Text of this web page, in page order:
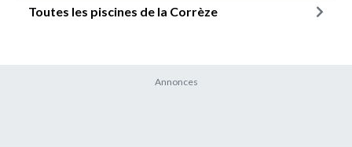
Toutes les piscines de la Corrèze